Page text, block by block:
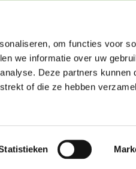
om functies voor
we informatie over uw
Deze partners kunnen
of die ze hebben